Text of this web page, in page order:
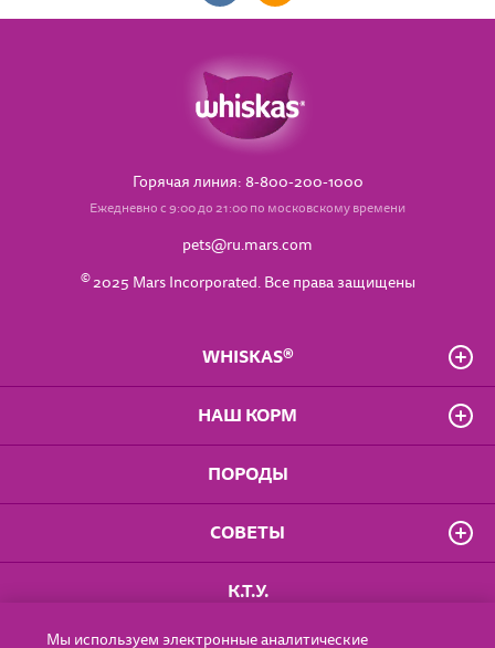
Горячая линия: 8-800-200-1000
Ежедневно с 9:00 до 21:00 по московскому времени
pets@ru.mars.com
©2025 Mars Incorporated. Все права защищены
WHISKAS®
О бренде
Положение о конфиденциальности
Пользовательское соглашение
НАШ КОРМ
Для котят от 1 до 12 мес.
Влажные рационы
Для стерилизованных кошек
ПОРОДЫ
СОВЕТЫ
Котёнок
К.Т.У.
Мы используем электронные аналитические